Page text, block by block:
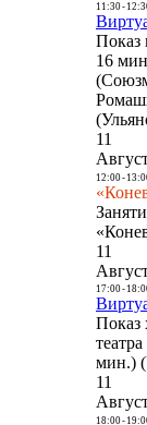
11:30-
Показ
16
11
12:00-
11
17:00-
Показ
мин.)
11
18:00-